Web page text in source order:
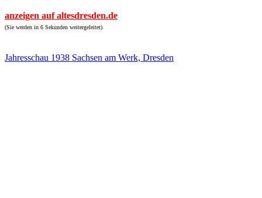
anzeigen auf altesdresden.de
(Sie werden in 6 Sekunden weitergeleitet)
Jahresschau 1938 Sachsen am Werk, Dresden